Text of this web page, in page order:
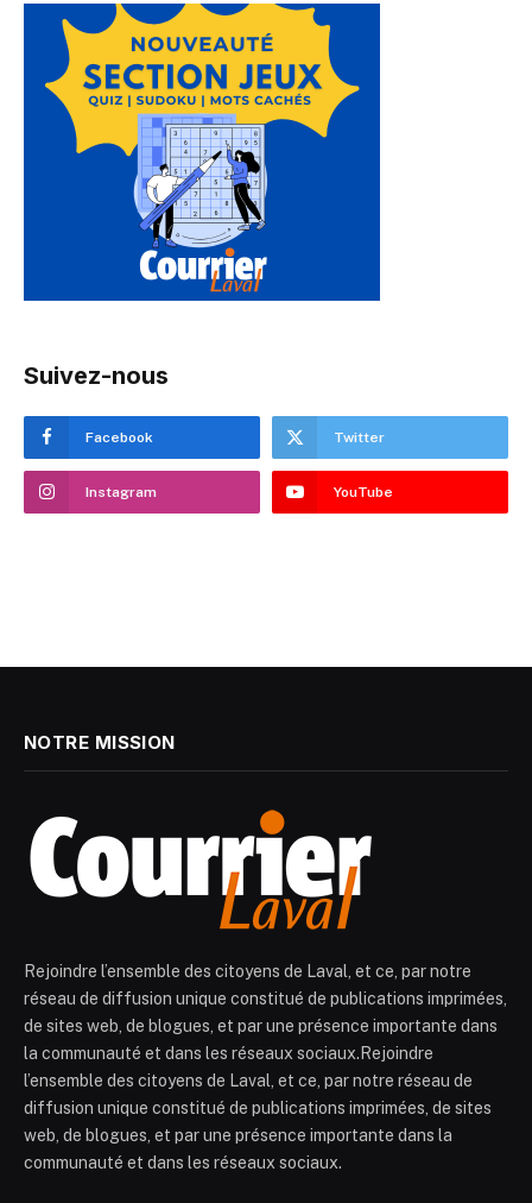
Suivez-nous
Facebook Twitter
Instagram YouTube
NOTRE MISSION
Rejoindre l’ensemble des citoyens de Laval, et ce, par notre
réseau de diffusion unique constitué de publications imprimées,
de sites web, de blogues, et par une présence importante dans
la communauté et dans les réseaux sociaux.Rejoindre
l’ensemble des citoyens de Laval, et ce, par notre réseau de
diffusion unique constitué de publications imprimées, de sites
web, de blogues, et par une présence importante dans la
communauté et dans les réseaux sociaux.